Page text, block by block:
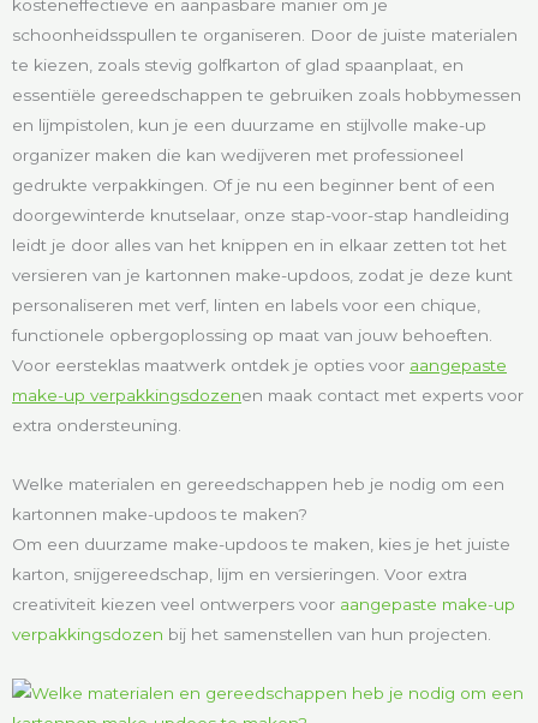
kosteneffectieve en aanpasbare manier om je
schoonheidsspullen te organiseren. Door de juiste materialen
te kiezen, zoals stevig golfkarton of glad spaanplaat, en
essentiële gereedschappen te gebruiken zoals hobbymessen
en lijmpistolen, kun je een duurzame en stijlvolle make-up
organizer maken die kan wedijveren met professioneel
gedrukte verpakkingen. Of je nu een beginner bent of een
doorgewinterde knutselaar, onze stap-voor-stap handleiding
leidt je door alles van het knippen en in elkaar zetten tot het
versieren van je kartonnen make-updoos, zodat je deze kunt
personaliseren met verf, linten en labels voor een chique,
functionele opbergoplossing op maat van jouw behoeften.
Voor eersteklas maatwerk ontdek je opties voor aangepaste
make-up verpakkingsdozenen maak contact met experts voor
extra ondersteuning.
Welke materialen en gereedschappen heb je nodig om een
kartonnen make-updoos te maken?
Om een duurzame make-updoos te maken, kies je het juiste
karton, snijgereedschap, lijm en versieringen. Voor extra
creativiteit kiezen veel ontwerpers voor aangepaste make-up
verpakkingsdozen bij het samenstellen van hun projecten.